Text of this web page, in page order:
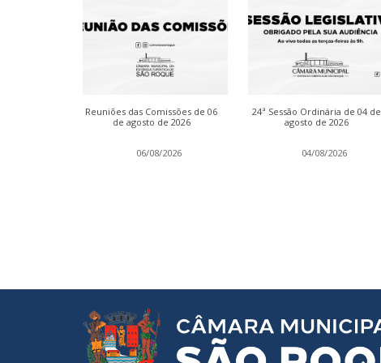
Reuniões das Comissões de 06
de agosto de 2026
06/08/2026
24ª Sessão Ordinária de 04 de
agosto de 2026
04/08/2026